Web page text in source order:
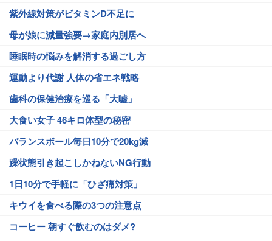
紫外線対策がビタミンD不足に
母が娘に減量強要→家庭内別居へ
睡眠時の悩みを解消する過ごし方
運動より代謝 人体の省エネ戦略
歯科の保健治療を巡る「大嘘」
大食い女子 46キロ体型の秘密
バランスボール毎日10分で20kg減
躁状態引き起こしかねないNG行動
1日10分で手軽に「ひざ痛対策」
キウイを食べる際の3つの注意点
コーヒー 朝すぐ飲むのはダメ?